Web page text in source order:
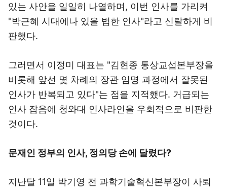
있는 사안을 일일히 나열하며, 이번 인사를 가리켜
"박근혜 시대에나 있을 법한 인사"라고 신랄하게 비
판했다.
그러면서 이정미 대표는 "김현종 통상교섭본부장을
비롯해 앞선 몇 차례의 장관 임명 과정에서 잘못된
인사가 반복되고 있다"는 점을 지적했다. 거급되는
인사 잡음에 청와대 인사라인을 우회적으로 비판한
것이다.
문재인 정부의 인사, 정의당 손에 달렸다?
지난달 11일 박기영 전 과학기술혁신본부장이 사퇴